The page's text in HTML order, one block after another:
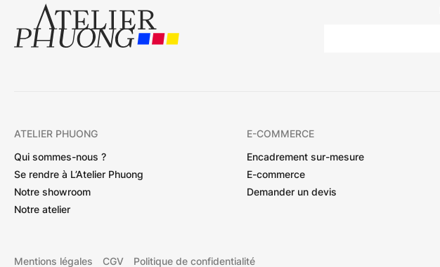
ATELIER PHUONG
Qui sommes-nous ?
Se rendre à L’Atelier Phuong
Notre showroom
Notre atelier
E-COMMERCE
Encadrement sur-mesure
E-commerce
Demander un devis
Mentions légales CGV Politique de confidentialité